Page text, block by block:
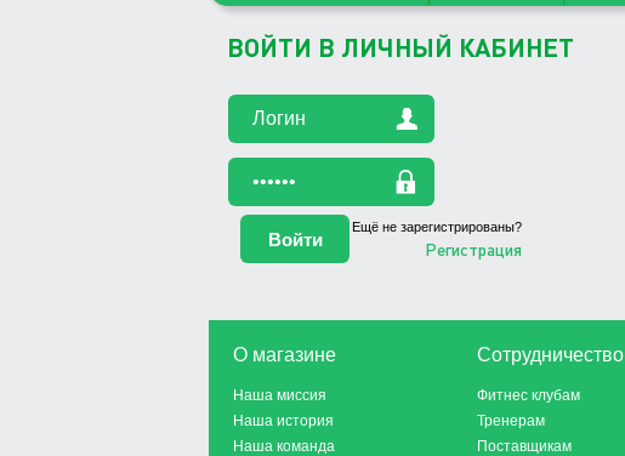
ВОЙТИ В ЛИЧНЫЙ КАБИНЕТ
Ещё не зарегистрированы?
Регистрация
О магазине
Наша миссия
Наша история
Наша команда
Сотрудничество
Фитнес клубам
Тренерам
Поставщикам